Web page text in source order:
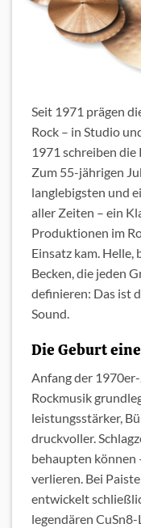
Seit 1971 prägen
Rock – in Studio
1971 schreiben die
Zum 55-jährigen
langlebigsten und
aller Zeiten – ein
Produktionen im
Einsatz kam.
Becken, die jeden
definieren: Das ist
Sound.
Die Geburt
Anfang der
Rockmusik
leistungsstärker,
druckvoller.
behaupten können
verlieren. Bei
entwickelt
legendären